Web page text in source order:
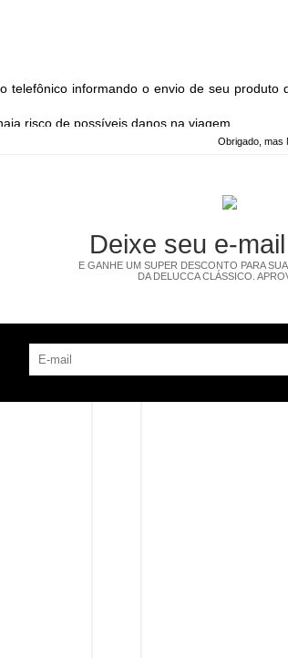
Obrigado, mas
Deixe seu e-
E GANHE UM SUPER DESCONTO PARA
DA DELUCCA CLÁSSICO.
informando o envio de seu
risco de possíveis danos na viagem